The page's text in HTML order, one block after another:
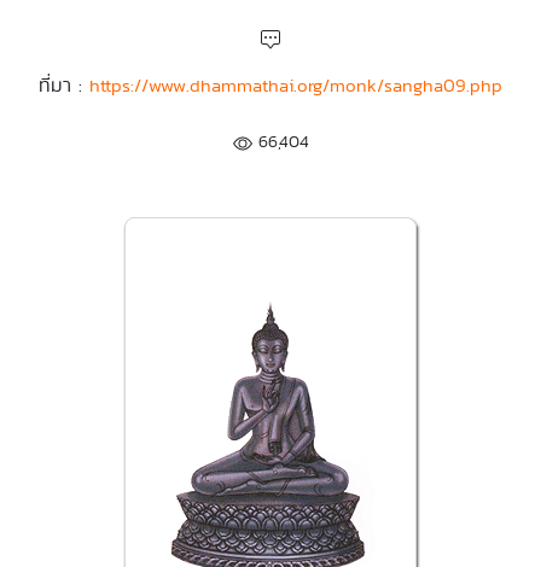
ที่มา : https://www.dhammathai.org/monk/sangha09.php
66,404